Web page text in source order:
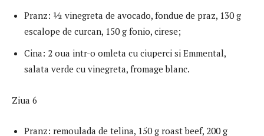
Pranz: 1⁄2 vinegreta de avocado, fondue de praz, 130 g
escalope de curcan, 150 g fonio, cirese;
Cina: 2 oua intr-o omleta cu ciuperci si Emmental,
salata verde cu vinegreta, fromage blanc.
Ziua 6
Pranz: remoulada de telina, 150 g roast beef, 200 g